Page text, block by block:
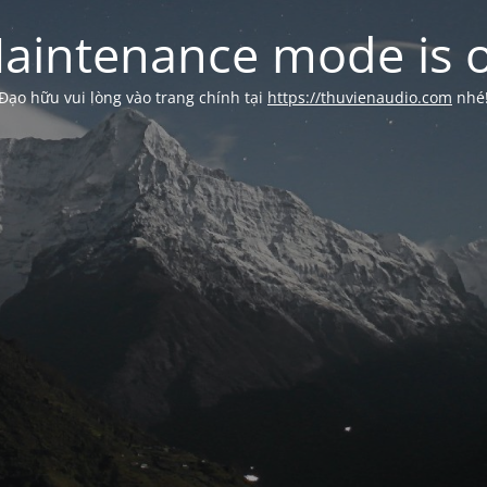
mode is
hữu vui lòng vào trang chính tại https://thuvienaudio.com